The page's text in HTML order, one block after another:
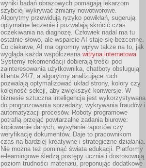
wyniki badań obrazowych pomagają lekarzom
szybciej wykrywać zmiany nowotworowe.
Algorytmy przewidują ryzyko powikłań, sugerują
optymalne leczenie i pozwalają skrócić czas
oczekiwania na diagnozę. Człowiek nadal ma tu
ostatnie słowo, ale wsparcie AI staje się bezcenne.
Co ciekawe, AI ma ogromny wpływ także na to, jak
wygląda każda współczesna witryna internetowa
Systemy rekomendacji dobierają treści pod
zainteresowania użytkownika, chatboty obsługują
klienta 24/7, a algorytmy analizujące ruch
pozwalają optymalizować układ strony, kolory czy
kolejność sekcji, aby zwiększyć konwersje. W
biznesie sztuczna inteligencja jest wykorzystywana
do prognozowania sprzedaży, wykrywania fraudów i
automatyzacji procesów. Roboty programowe
potrafią przejąć powtarzalne zadania biurowe:
kopiowanie danych, wysyłanie raportów czy
weryfikację dokumentów. Daje to pracownikom
czas na bardziej kreatywne i strategiczne działania.
Nie można też pominąć świata edukacji. Platformy
e-learningowe śledzą postępy ucznia i dostosowują
poziom trudności materiału, proponując dodatkowe